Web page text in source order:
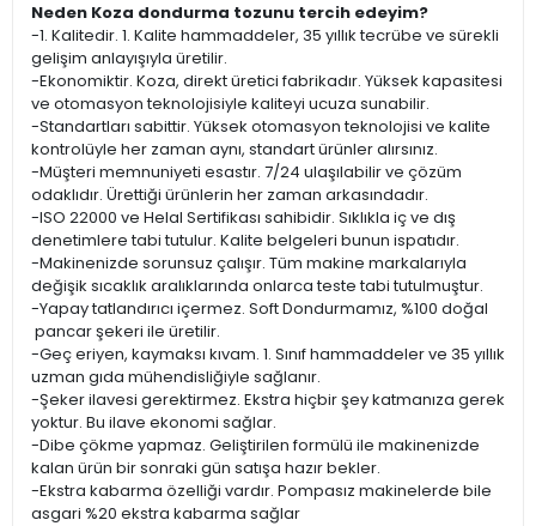
Neden Koza dondurma tozunu tercih edeyim?
-1. Kalitedir. 1. Kalite hammaddeler, 35 yıllık tecrübe ve sürekli
gelişim anlayışıyla üretilir.
-Ekonomiktir. Koza, direkt üretici fabrikadır. Yüksek kapasitesi
ve otomasyon teknolojisiyle kaliteyi ucuza sunabilir.
-Standartları sabittir. Yüksek otomasyon teknolojisi ve kalite
kontrolüyle her zaman aynı, standart ürünler alırsınız.
-Müşteri memnuniyeti esastır. 7/24 ulaşılabilir ve çözüm
odaklıdır. Ürettiği ürünlerin her zaman arkasındadır.
-ISO 22000 ve Helal Sertifikası sahibidir. Sıklıkla iç ve dış
denetimlere tabi tutulur. Kalite belgeleri bunun ispatıdır.
-Makinenizde sorunsuz çalışır. Tüm makine markalarıyla
değişik sıcaklık aralıklarında onlarca teste tabi tutulmuştur.
-Yapay tatlandırıcı içermez. Soft Dondurmamız, %100 doğal
pancar şekeri ile üretilir.
-Geç eriyen, kaymaksı kıvam. 1. Sınıf hammaddeler ve 35 yıllık
uzman gıda mühendisliğiyle sağlanır.
-Şeker ilavesi gerektirmez. Ekstra hiçbir şey katmanıza gerek
yoktur. Bu ilave ekonomi sağlar.
-Dibe çökme yapmaz. Geliştirilen formülü ile makinenizde
kalan ürün bir sonraki gün satışa hazır bekler.
-Ekstra kabarma özelliği vardır. Pompasız makinelerde bile
asgari %20 ekstra kabarma sağlar